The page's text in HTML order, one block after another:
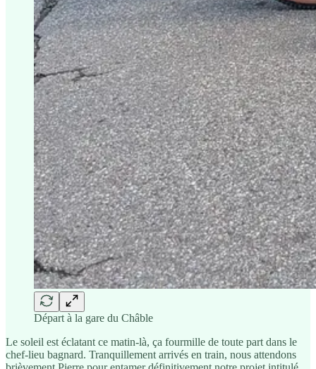
Départ à la gare du Châble
Le soleil est éclatant ce matin-là, ça fourmille de toute part dans le
chef-lieu bagnard. Tranquillement arrivés en train, nous attendons